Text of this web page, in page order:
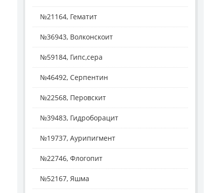
№21164, Гематит
№36943, Волконскоит
№59184, Гипс,сера
№46492, Серпентин
№22568, Перовскит
№39483, Гидроборацит
№19737, Аурипигмент
№22746, Флогопит
№52167, Яшма